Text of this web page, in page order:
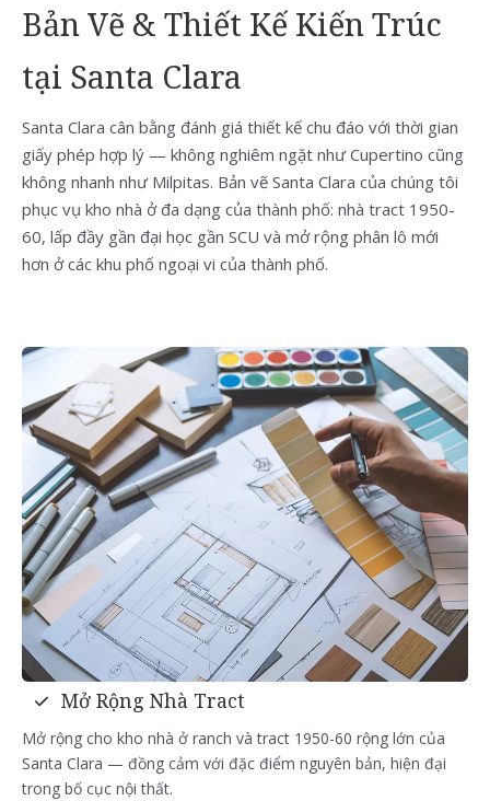
Bản Vẽ & Thiết Kế Kiến Trúc
tại Santa Clara
Santa Clara cân bằng đánh giá thiết kế chu đáo với thời gian
giấy phép hợp lý — không nghiêm ngặt như Cupertino cũng
không nhanh như Milpitas. Bản vẽ Santa Clara của chúng tôi
phục vụ kho nhà ở đa dạng của thành phố: nhà tract 1950-
60, lấp đầy gần đại học gần SCU và mở rộng phân lô mới
hơn ở các khu phố ngoại vi của thành phố.
Mở Rộng Nhà Tract
Mở rộng cho kho nhà ở ranch và tract 1950-60 rộng lớn của
Santa Clara — đồng cảm với đặc điểm nguyên bản, hiện đại
trong bố cục nội thất.